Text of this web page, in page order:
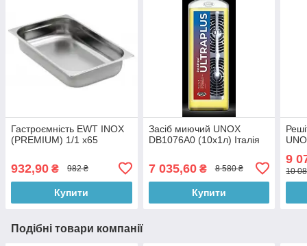
Гастроємність EWT INOX
(PREMIUM) 1/1 x65
932,90 ₴ 982 ₴
Купити
Засіб миючий UNOX
DB1076A0 (10х1л) Італія
7 035,60₴ 8 580 ₴
Купити
9
10
Подібні товари компанії